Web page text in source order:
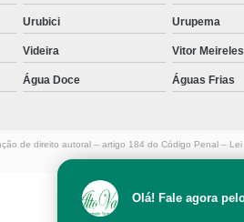
telefone de centro para dependente
centro de tratamento para dependentes
terapeuta São Carlos
centro para dependente químico contato
Canas
centro de recuperação dependente
adolescente contato Ponta das Canas
Urubici Urupema
Videira Vitor Meireles
Água Doce Águas Frias
de direito autoral – artigo 184 do Código Penal –
Olá! Fale agora